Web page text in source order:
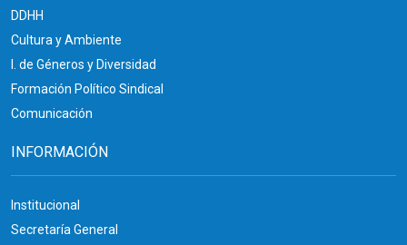
DDHH
Cultura y Ambiente
I. de Géneros y Diversidad
Formación Político Sindical
Comunicación
INFORMACIÓN
Institucional
Secretaría General